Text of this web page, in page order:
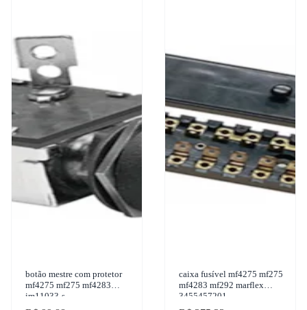
botão mestre com protetor
mf4275 mf275 mf4283
im11033-s
caixa fusível mf4275 mf275
mf4283 mf292 marflex
3455457201